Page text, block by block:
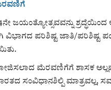
ಜಯಂತ್ಯೋತ್ಸವವನ್ನು
ವಿಭಾಗದ ಪರಿಶಿಷ್ಟ ಜಾತಿ/
ಮೆರವಣಿಗೆಗೆ ಶಾಸಕ
ಸಂವಿಧಾನಶಿಲ್ಪಿ ಮಾತ್ರವಲ್ಲ,